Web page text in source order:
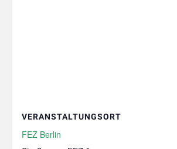
VERANSTALTUNGSORT
FEZ Berlin